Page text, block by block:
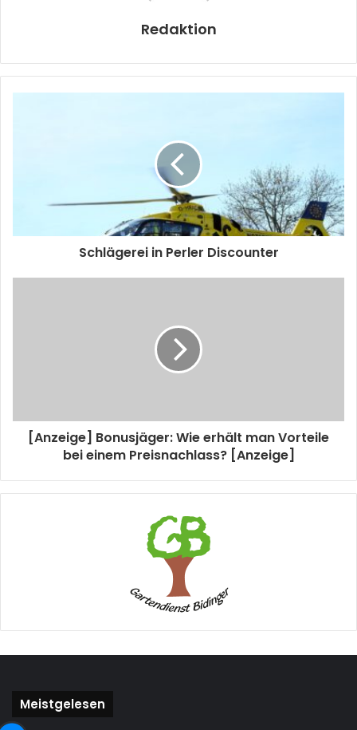
Redaktion
Schlägerei in Perler Discounter
[Anzeige] Bonusjäger: Wie erhält man Vorteile
bei einem Preisnachlass? [Anzeige]
Meistgelesen